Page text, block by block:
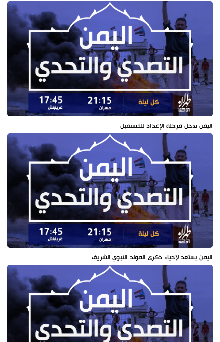
اليمن تدخل مرحلة الإعداد للمستقبل
اليمن يستعد لإحياء ذكرى المولد النبوي الشريف